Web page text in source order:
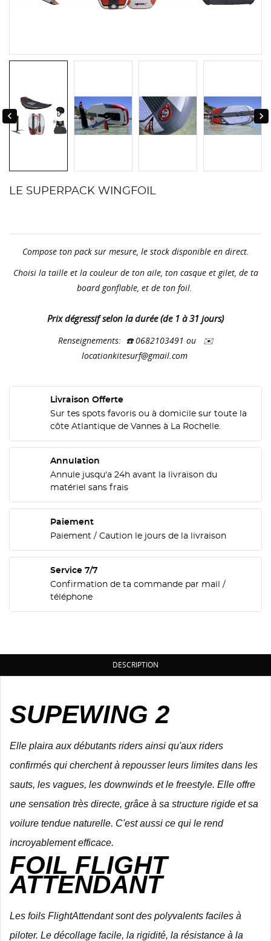
 
LE SUPERPACK WINGFOIL
Compose ton pack sur mesure, le stock disponible en direct.
Choisi la taille et la couleur de ton aile, ton casque et gilet, de ta
board gonflable, et de ton foil.
Prix dégressif selon la durée (de 1 à 31 jours)
Renseignements: ☎️ 0682103491 ou ✉️
locationkitesurf@gmail.com
Livraison Offerte
Sur tes spots favoris ou à domicile sur toute la
côte Atlantique de Vannes à La Rochelle.
Annulation
Annule jusqu'a 24h avant la livraison du
matériel sans frais
Paiement
Paiement / Caution le jours de la livraison
Service 7/7
Confirmation de ta commande par mail /
téléphone
DESCRIPTION
SUPEWING 2
Elle plaira aux débutants riders ainsi qu'aux riders
confirmés qui cherchent à repousser leurs limites dans les
sauts, les vagues, les downwinds et le freestyle. Elle offre
une sensation très directe, grâce à sa structure rigide et sa
voilure tendue naturelle. C'est aussi ce qui le rend
incroyablement efficace.
FOIL FLIGHT
ATTENDANT
Les foils FlightAttendant sont des polyvalents faciles à
piloter. Le décollage facile, la rigidité, la résistance à la